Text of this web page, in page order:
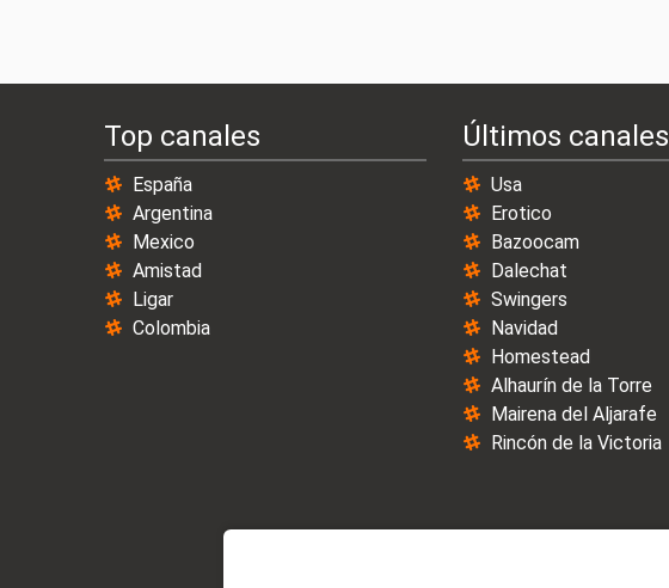
Top canales
España
Argentina
Mexico
Amistad
Ligar
Colombia
Últimos canales
Usa
Erotico
Bazoocam
Dalechat
Swingers
Navidad
Homestead
Alhaurín de la Torre
Mairena del Aljarafe
Rincón de la Victoria